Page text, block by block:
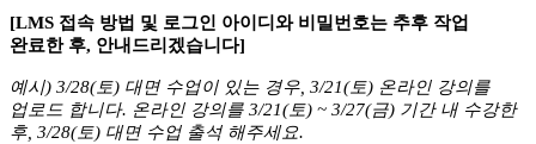
[LMS 접속 방법 및 로그인 아이디와 비밀번호는 추후 작업
완료한 후, 안내드리겠습니다]
예시) 3/28(토) 대면 수업이 있는 경우, 3/21(토) 온라인 강의를
업로드 합니다. 온라인 강의를 3/21(토) ~ 3/27(금) 기간 내 수강한
후, 3/28(토) 대면 수업 출석 해주세요.